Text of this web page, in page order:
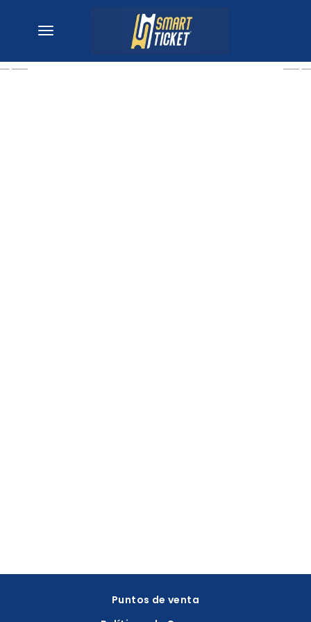
desplegar navegación
Puntos de venta